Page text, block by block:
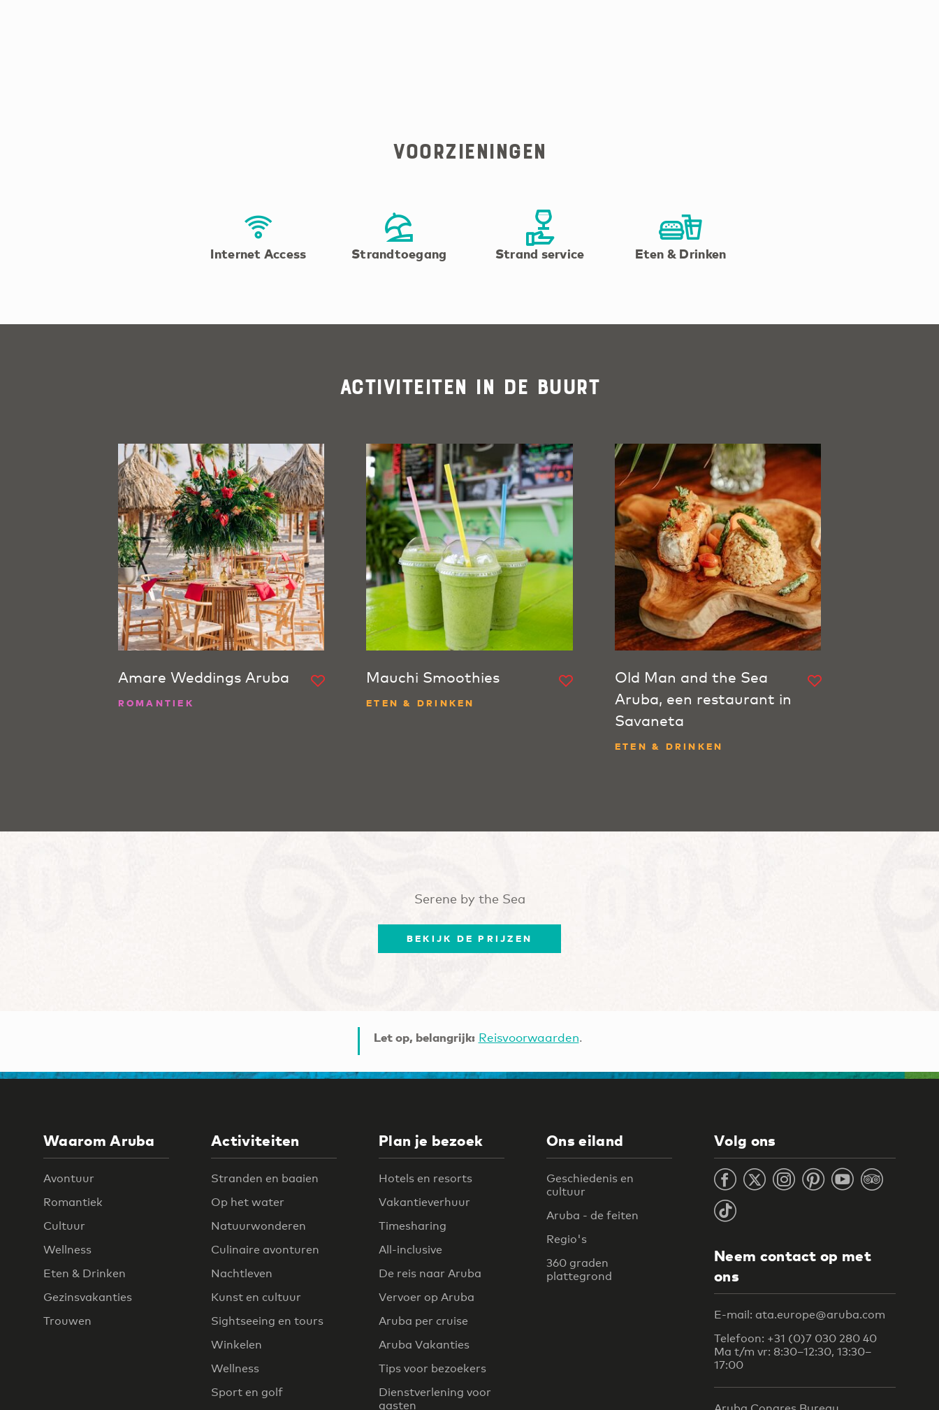
Voorzieningen
Internet Access Strandtoegang Strand service Eten & Drinken
Activiteiten in de buurt
Amare Weddings Aruba
ROMANTIEK
Mauchi Smoothies
ETEN & DRINKEN
Old Man and the Sea
Aruba, een restaurant in
Savaneta
ETEN & DRINKEN
Serene by the Sea
BEKIJK DE PRIJZEN
Let op, belangrijk: Reisvoorwaarden.
Waarom Aruba
Avontuur
Romantiek
Cultuur
Wellness
Eten & Drinken
Gezinsvakanties
Trouwen
Activiteiten
Stranden en baaien
Op het water
Natuurwonderen
Culinaire avonturen
Nachtleven
Kunst en cultuur
Sightseeing en tours
Winkelen
Wellness
Sport en golf
Plan je bezoek
Hotels en resorts
Vakantieverhuur
Timesharing
All-inclusive
De reis naar Aruba
Vervoer op Aruba
Aruba per cruise
Aruba Vakanties
Tips voor bezoekers
Dienstverlening voor
gasten
Ons eiland
Geschiedenis en
cultuur
Aruba - de feiten
Regio's
360 graden
plattegrond
Volg ons
Neem contact op met
ons
E-mail: ata.europe@aruba.com
Telefoon: +31 (0)7 030 280 40
Ma t/m vr: 8:30–12:30, 13:30–
17:00